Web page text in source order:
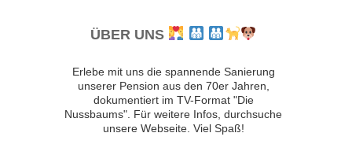
ÜBER UNS
Erlebe mit uns die spannende Sanierung
unserer Pension aus den 70er Jahren,
dokumentiert im TV-Format "Die
Nussbaums". Für weitere Infos, durchsuche
unsere Webseite. Viel Spaß!